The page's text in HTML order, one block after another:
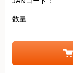
数量: